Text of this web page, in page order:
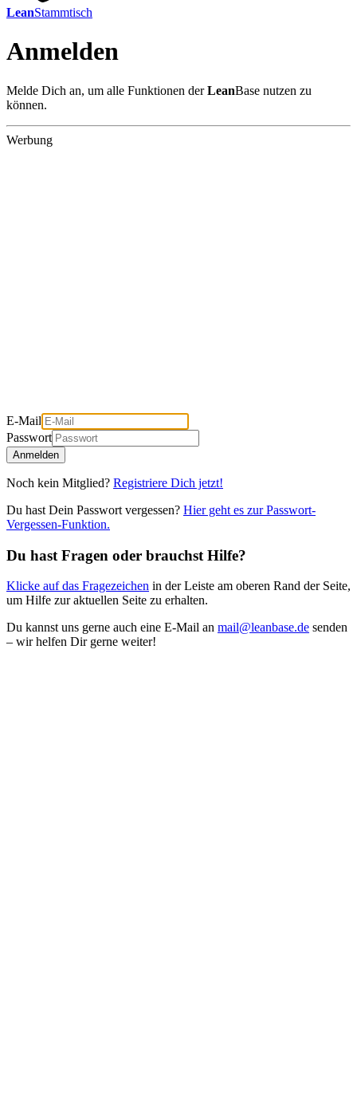
LeanStammtisch
Anmelden
Melde Dich an, um alle Funktionen derLeanBase nutzen zu
können.
Werbung
E-Mail
Passwort
Anmelden
Noch kein Mitglied? Registriere Dich jetzt!
Du hast Dein Passwort vergessen? Hier geht es zur Passwort-
Vergessen-Funktion.
Du hast Fragen oder brauchst Hilfe?
Klicke auf das Fragezeichen in der Leiste am oberen Rand der Seite,
um Hilfe zur aktuellen Seite zu erhalten.
Du kannst uns gerne auch eine E-Mail an mail@leanbase.de senden
– wir helfen Dir gerne weiter!